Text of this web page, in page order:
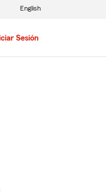
Sesión
English